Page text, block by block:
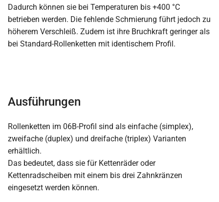
Dadurch können sie bei Temperaturen bis +400 °C
betrieben werden. Die fehlende Schmierung führt jedoch zu
höherem Verschleiß. Zudem ist ihre Bruchkraft geringer als
bei Standard-Rollenketten mit identischem Profil.
Ausführungen
Rollenketten im 06B-Profil sind als einfache (simplex),
zweifache (duplex) und dreifache (triplex) Varianten
erhältlich.
Das bedeutet, dass sie für Kettenräder oder
Kettenradscheiben mit einem bis drei Zahnkränzen
eingesetzt werden können.